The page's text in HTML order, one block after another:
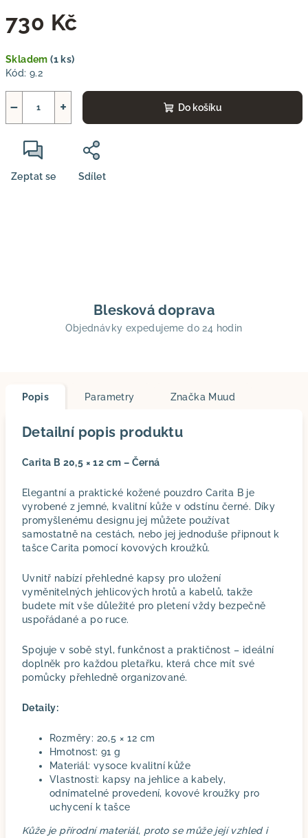
730 Kč
cena:
Skladem(1 ks)
Kód: 9.2
+
− Do košíku
Zeptat se Sdílet
Blesková doprava
Objednávky expedujeme do 24 hodin
Popis Parametry Značka Muud
Detailní popis produktu
Carita B 20,5 × 12 cm – Černá
Elegantní a praktické kožené pouzdro Carita B je
vyrobené z jemné, kvalitní kůže v odstínu černé. Díky
promyšlenému designu jej můžete používat
samostatně na cestách, nebo jej jednoduše připnout k
tašce Carita pomocí kovových kroužků.
Uvnitř nabízí přehledné kapsy pro uložení
vyměnitelných jehlicových hrotů a kabelů, takže
budete mít vše důležité pro pletení vždy bezpečně
uspořádané a po ruce.
Spojuje v sobě styl, funkčnost a praktičnost – ideální
doplněk pro každou pletařku, která chce mít své
pomůcky přehledně organizované.
Detaily:
Rozměry: 20,5 × 12 cm
Hmotnost: 91 g
Materiál: vysoce kvalitní kůže
Vlastnosti: kapsy na jehlice a kabely,
odnímatelné provedení, kovové kroužky pro
uchycení k tašce
Kůže je přírodní materiál, proto se může její vzhled i